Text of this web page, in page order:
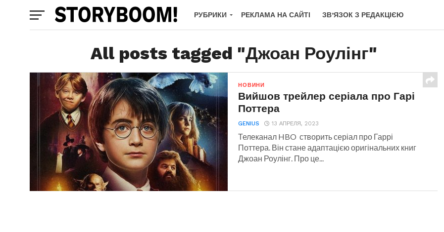
РУБРИКИ РЕКЛАМА НА САЙТІ ЗВ’ЯЗОК З РЕДАКЦІЄЮ
All posts tagged "Джоан Роулінг"
НОВИНИ
Вийшов трейлер серіала про Гарі
Поттера
GENIUS 13 АПРЕЛЯ, 2023
Телеканал HBO створить серіал про Гаррі
Поттера. Він стане адаптацією оригінальних книг
Джоан Роулінг. Про це...